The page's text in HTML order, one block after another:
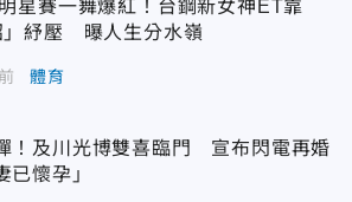
星賽一舞爆紅！台鋼新女神ET靠
」紓壓 曝人生分水嶺
體育
！及川光博雙喜臨門 宣布閃電再婚
已懷孕」